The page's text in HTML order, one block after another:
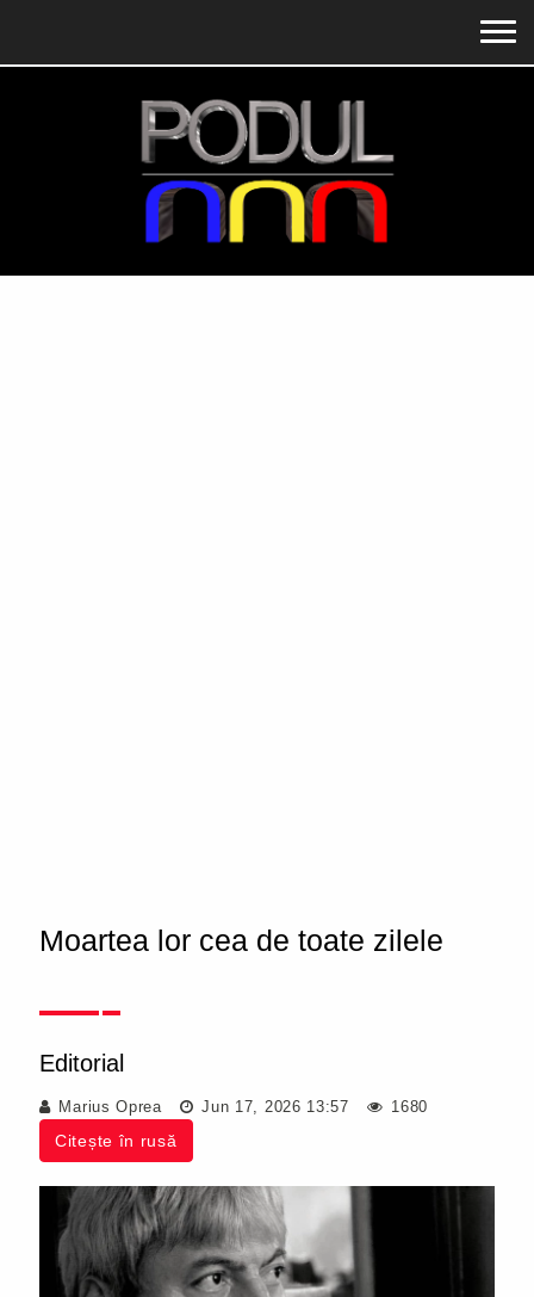
Moartea lor cea de toate zilele
Editorial
Marius Oprea Jun 17, 2026 13:57 1680
Citește în rusă